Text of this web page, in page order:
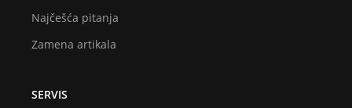
Najčešća pitanja
Zamena artikala
SERVIS